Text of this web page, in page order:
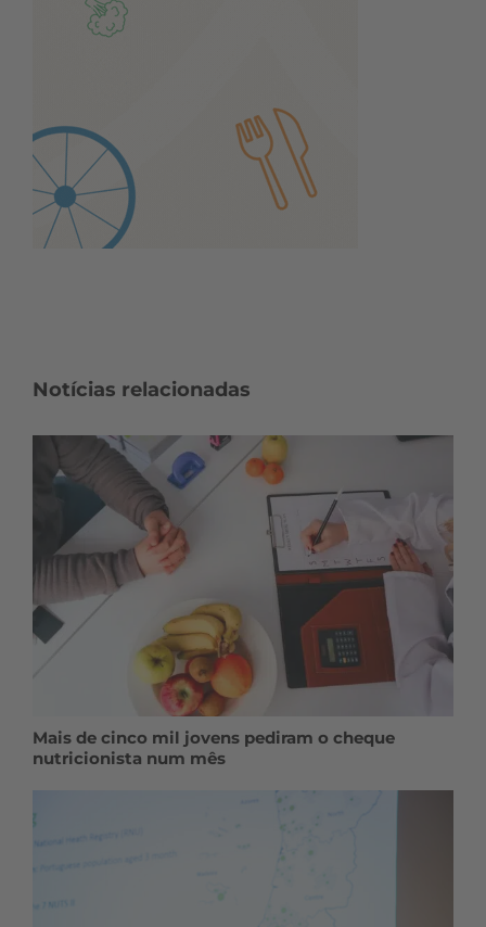
Notícias relacionadas
Mais de cinco mil jovens pediram o cheque
nutricionista num mês